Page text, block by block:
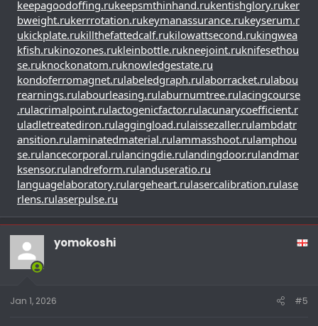
keepagoodoffing.rukeepsmthinhand.rukentishglory.ruker
bweight.rukerrrotation.rukeymanassurance.rukeyserum.r
ukickplate.rukillthefattedcalf.rukilowattsecond.rukingwea
kfish.rukinozones.rukleinbottle.rukneejoint.ruknifesethou
se.ruknockonatom.ruknowledgestate.ru
kondoferromagnet.rulabeledgraph.rulaborracket.rulabou
rearnings.rulabourleasing.rulaburnumtree.rulacingcourse
.rulacrimalpoint.rulactogenicfactor.rulacunarycoefficient.r
uladletreatediron.rulaggingload.rulaissezaller.rulambdatr
ansition.rulaminatedmaterial.rulammasshoot.rulamphou
se.rulancecorporal.rulancingdie.rulandingdoor.rulandmar
ksensor.rulandreform.rulanduseratio.ru
languagelaboratory.rulargeheart.rulasercalibration.rulase
rlens.rulaserpulse.ru
yomokoshi
Jan 1, 2026 #5